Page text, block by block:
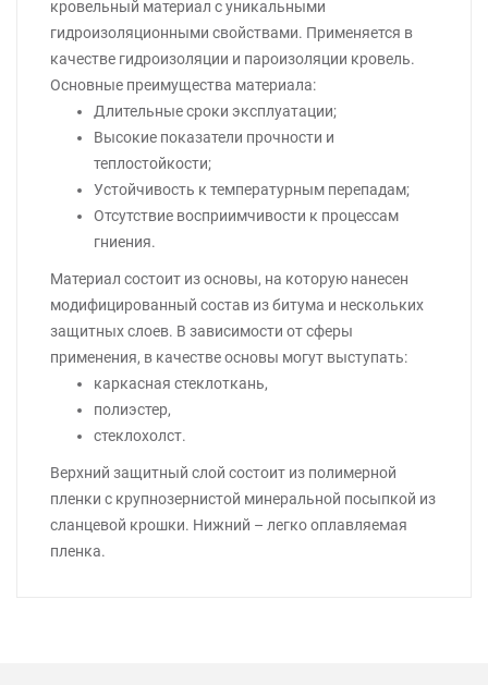
кровельный материал с уникальными
гидроизоляционными свойствами. Применяется в
качестве гидроизоляции и пароизоляции кровель.
Основные преимущества материала:
Длительные сроки эксплуатации;
Высокие показатели прочности и
теплостойкости;
Устойчивость к температурным перепадам;
Отсутствие восприимчивости к процессам
гниения.
Материал состоит из основы, на которую нанесен
модифицированный состав из битума и нескольких
защитных слоев. В зависимости от сферы
применения, в качестве основы могут выступать:
каркасная стеклоткань,
полиэстер,
стеклохолст.
Верхний защитный слой состоит из полимерной
пленки с крупнозернистой минеральной посыпкой из
сланцевой крошки. Нижний – легко оплавляемая
пленка.